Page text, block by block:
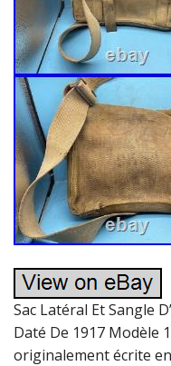
Sac Latéral Et Sangle
Daté De 1917 Modèle
originalement écrite